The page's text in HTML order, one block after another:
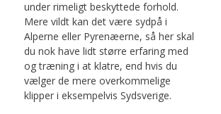
under rimeligt beskyttede forhold.
Mere vildt kan det være sydpå i
Alperne eller Pyrenæerne, så her skal
du nok have lidt større erfaring med
og træning i at klatre, end hvis du
vælger de mere overkommelige
klipper i eksempelvis Sydsverige.